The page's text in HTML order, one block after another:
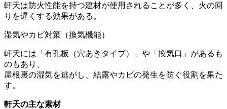
軒天は防火性能を持つ建材が使用されることが多く、火の回
りを遅くする効果がある。
湿気やカビ対策（換気機能）
軒天には「有孔板（穴あきタイプ）」や「換気口」があるも
のもあり、
屋根裏の湿気を逃がし、結露やカビの発生を防ぐ役割を果た
す。
軒天の主な素材